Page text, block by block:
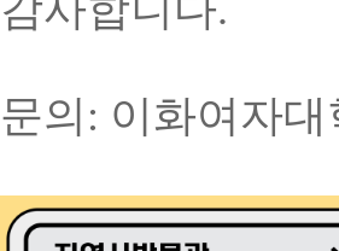
감사합니다.
문의: 이화여자대